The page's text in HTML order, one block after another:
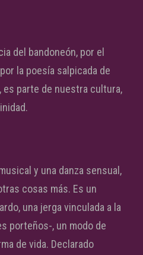
del bandoneón, por el
la poesía salpicada de
parte de nuestra cultura,
y una danza sensual,
cosas más. Es un
una jerga vinculada a la
porteños-, un modo de
de vida. Declarado